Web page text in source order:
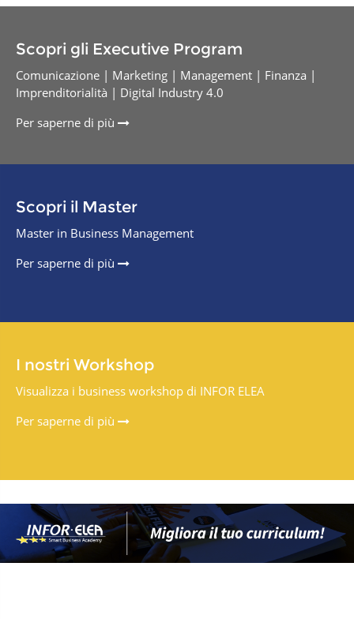
Scopri gli Executive Program
Comunicazione | Marketing | Management | Finanza |
Imprenditorialità | Digital Industry 4.0
Per saperne di più
Scopri il Master
Master in Business Management
Per saperne di più
I nostri Workshop
Visualizza i business workshop di INFOR ELEA
Per saperne di più